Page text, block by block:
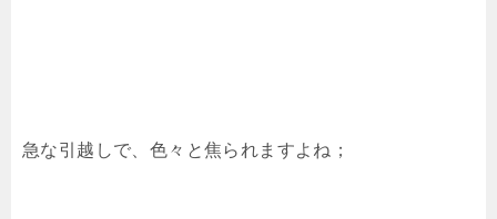
急な引越しで、色々と焦られますよね；